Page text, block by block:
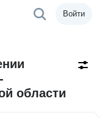
Войти
области